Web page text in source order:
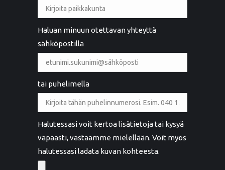
Haluan minuun otettavan yhteyttä
sähköpostilla
tai puhelimella
Halutessasi voit kertoa lisätietoja tai kysyä
vapaasti, vastaamme mielellään. Voit myös
halutessasi ladata kuvan kohteesta.